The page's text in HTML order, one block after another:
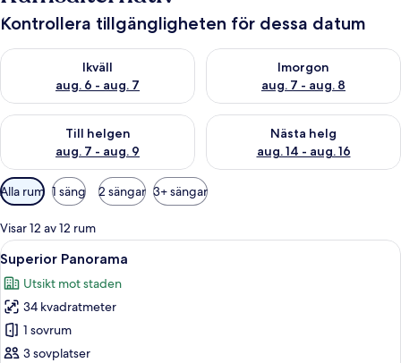
Kontrollera tillgängligheten för dessa datum
Ikväll
aug. 6 - aug. 7
Kontrollera tillgängligheten för ikväll aug. 6 - aug. 7
Imorgon
aug. 7 - aug. 8
Kontrollera tillgängligheten
Till helgen
aug. 7 - aug. 9
Kontrollera tillgängligheten för den här helgen aug. 7 - aug. 9
Nästa helg
aug. 14 - aug. 16
Kontrollera tillgängligheten
Tillgängliga
filter
för
rum
Alla rum 1 säng 2 sängar 3+ sängar
Visar 12 av 12 rum
Öppna
alla
foton
för
Superior
Panorama
Ett hotellrum med två sängar, utsikt
8
Superior Panorama
Utsikt mot staden
34 kvadratmeter
1 sovrum
3 sovplatser